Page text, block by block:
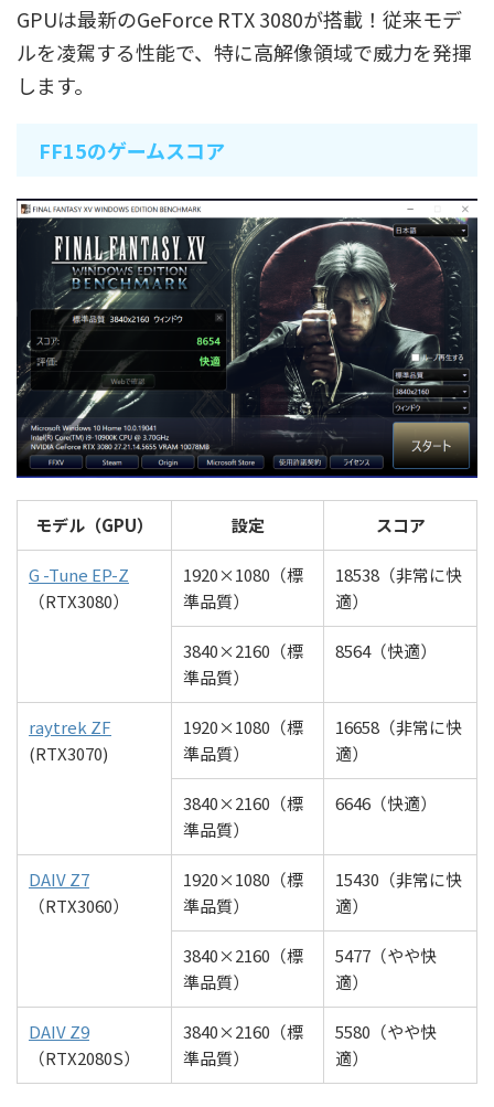
GPUは最新のGeForce RTX 3080が搭載！従来モデ
ルを凌駕する性能で、特に高解像領域で威力を発揮
します。
FF15のゲームスコア
モデル（GPU） 設定 スコア
G -Tune EP-Z
（RTX3080）
1920×1080（標
準品質）
18538（非常に快
適）
3840×2160（標
準品質）
8564（快適）
raytrek ZF
(RTX3070)
1920×1080（標
準品質）
16658（非常に快
適）
3840×2160（標
準品質）
6646（快適）
DAIV Z7
（RTX3060）
1920×1080（標
準品質）
15430（非常に快
適）
3840×2160（標
準品質）
5477（やや快
適）
DAIV Z9
（RTX2080S）
3840×2160（標
準品質）
5580（やや快
適）